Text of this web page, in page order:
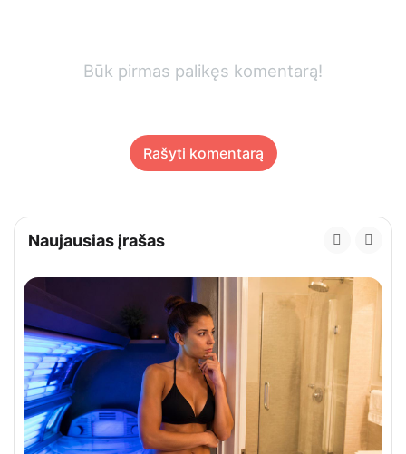
Būk pirmas palikęs komentarą!
Rašyti komentarą
Naujausias įrašas